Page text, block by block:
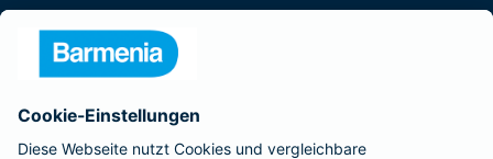
Barmenia ist Teil der BarmeniaGothaer